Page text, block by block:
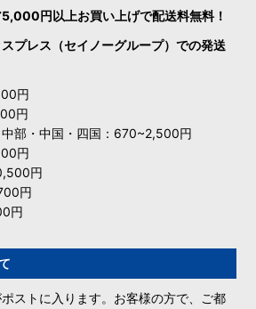
円以上お買い上げで配送料無料！
プレス（セイノーグループ）での発送
円
円
部・中国・四国：670~2,500円
円
円
円
円
ストに入ります。お客様の方で、ご都